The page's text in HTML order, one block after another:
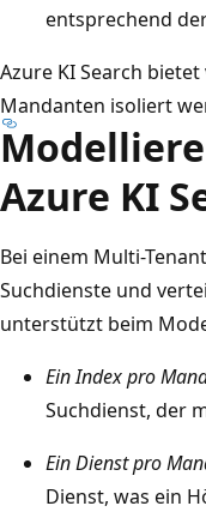
entsprechend
Azure KI Search
Mandanten isoliert
Azure KI
Bei einem Multi-
Suchdienste und
unterstützt beim
Ein Index pro
Suchdienst, der
Ein Dienst pro
Dienst, was ein